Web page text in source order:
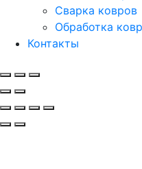
Сварка ковров
Обработка
Контакты